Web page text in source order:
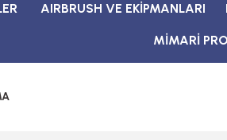
AIRBRUSH VE EKİPMANLARI
MİMARİ